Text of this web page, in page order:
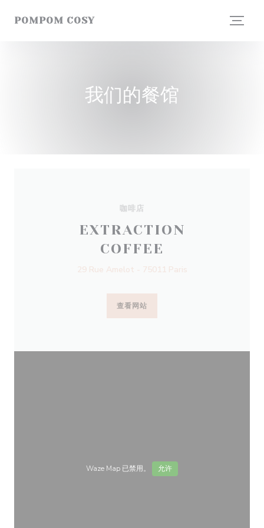
POMPOM COSY
我们的餐馆
咖啡店
EXTRACTION
COFFEE
29 Rue Amelot - 75011 Paris
查看网站
Waze Map 已禁用。 允许